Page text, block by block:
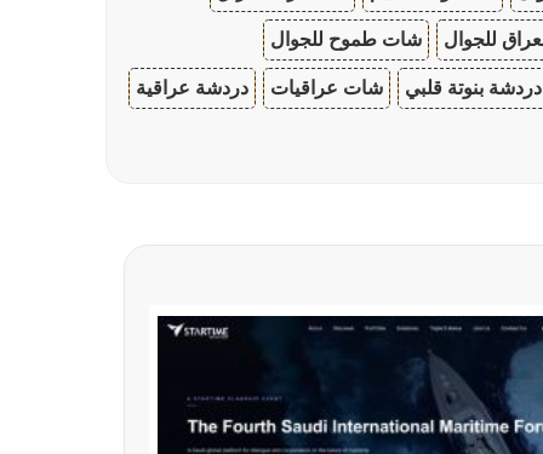
للجوال شات طموح للجوال
دردشة بنوتة قلبي شات عراقيات دردشة عراقية